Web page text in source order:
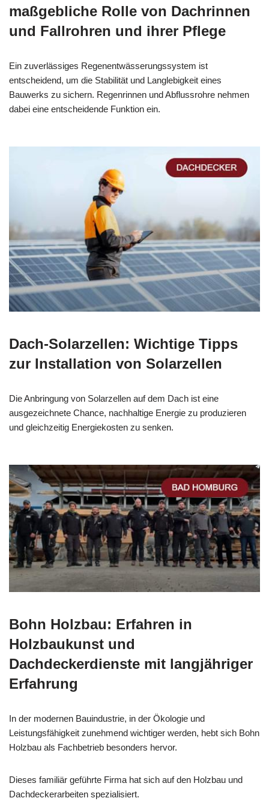
maßgebliche Rolle von Dachrinnen
und Fallrohren und ihrer Pflege
Ein zuverlässiges Regenentwässerungssystem ist
entscheidend, um die Stabilität und Langlebigkeit eines
Bauwerks zu sichern. Regenrinnen und Abflussrohre nehmen
dabei eine entscheidende Funktion ein.
Dach-Solarzellen: Wichtige Tipps
zur Installation von Solarzellen
Die Anbringung von Solarzellen auf dem Dach ist eine
ausgezeichnete Chance, nachhaltige Energie zu produzieren
und gleichzeitig Energiekosten zu senken.
Bohn Holzbau: Erfahren in
Holzbaukunst und
Dachdeckerdienste mit langjähriger
Erfahrung
In der modernen Bauindustrie, in der Ökologie und
Leistungsfähigkeit zunehmend wichtiger werden, hebt sich Bohn
Holzbau als Fachbetrieb besonders hervor.
Dieses familiär geführte Firma hat sich auf den Holzbau und
Dachdeckerarbeiten spezialisiert.